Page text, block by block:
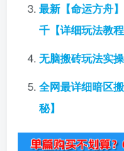
最新【命运方舟
千【详细玩法教程
无脑搬砖玩法实
全网最详细暗区
秘】